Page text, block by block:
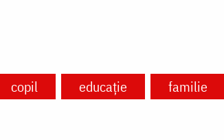
copil educație familie